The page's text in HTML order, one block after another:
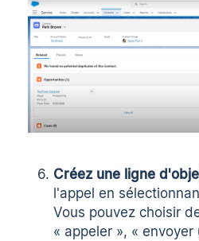
Créez une ligne
l'appel en
Vous pouvez choisir
« appeler », « envoyer